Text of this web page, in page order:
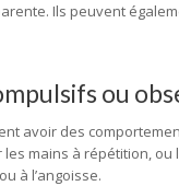
Ils peuvent
ou
avoir des
mains à répétition,
à l’angoisse.